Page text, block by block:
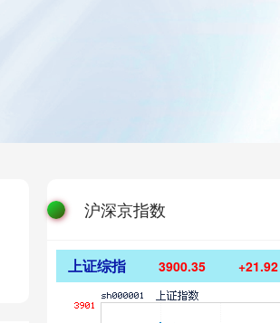
沪深京指数
上证综指 3900.35 +21.92